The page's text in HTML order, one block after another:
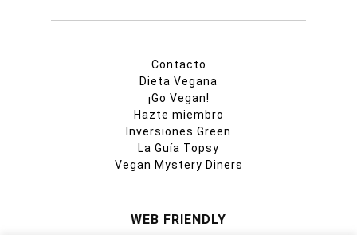
Contacto
Dieta Vegana
¡Go Vegan!
Hazte miembro
Inversiones Green
La Guía Topsy
Vegan Mystery Diners
WEB FRIENDLY